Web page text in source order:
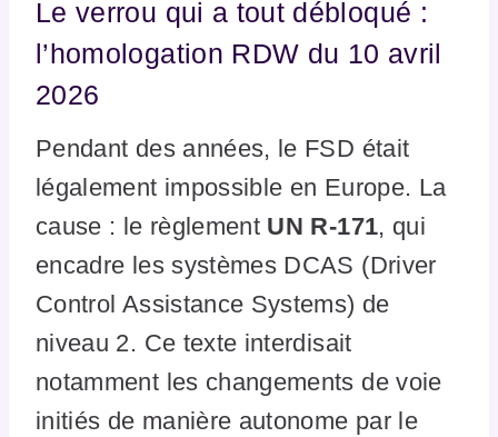
Le verrou qui a tout débloqué :
l’homologation RDW du 10 avril
2026
Pendant des années, le FSD était
légalement impossible en Europe. La
cause : le règlement UN R-171, qui
encadre les systèmes DCAS (Driver
Control Assistance Systems) de
niveau 2. Ce texte interdisait
notamment les changements de voie
initiés de manière autonome par le